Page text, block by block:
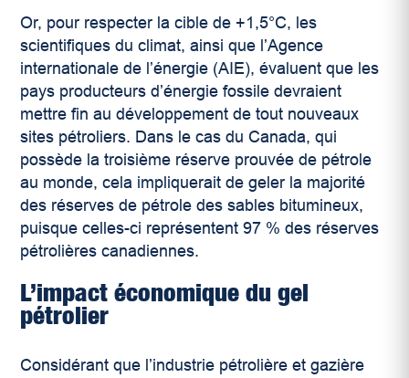
Or, pour respecter la cible de +1,5°C, les
scientifiques du climat, ainsi que l’Agence
internationale de l’énergie (AIE), évaluent que les
pays producteurs d’énergie fossile devraient
mettre fin au développement de tout nouveaux
sites pétroliers. Dans le cas du Canada, qui
possède la troisième réserve prouvée de pétrole
au monde, cela impliquerait de geler la majorité
des réserves de pétrole des sables bitumineux,
puisque celles-ci représentent 97 % des réserves
pétrolières canadiennes.
L’impact économique du gel
pétrolier
Considérant que l’industrie pétrolière et gazière